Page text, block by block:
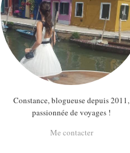
Constance, blogueuse depuis 2011,
passionnée de voyages !
Me contacter